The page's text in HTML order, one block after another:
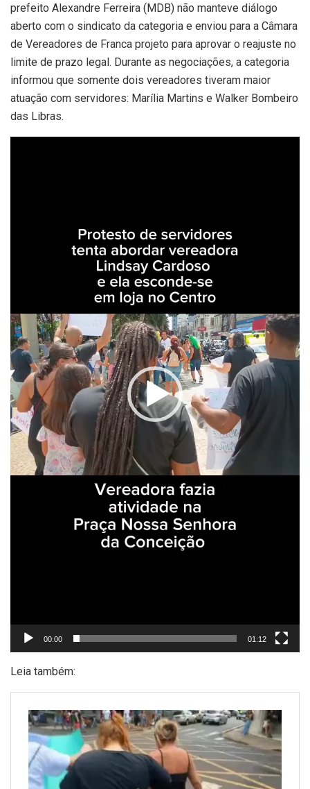
prefeito Alexandre Ferreira (MDB) não manteve diálogo
aberto com o sindicato da categoria e enviou para a Câmara
de Vereadores de Franca projeto para aprovar o reajuste no
limite de prazo legal. Durante as negociações, a categoria
informou que somente dois vereadores tiveram maior
atuação com servidores: Marília Martins e Walker Bombeiro
das Libras.
00:00 01:12
Leia também: